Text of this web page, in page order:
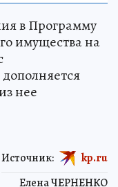
в Программу
имущества на
нее
Елена ЧЕРНЕНКО
Источник: kp.ru